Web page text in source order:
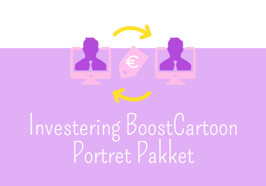
Investering BoostCartoon
Portret Pakket